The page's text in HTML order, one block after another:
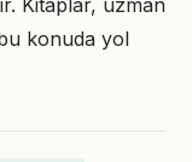
Kitaplar, uzman
konuda yol